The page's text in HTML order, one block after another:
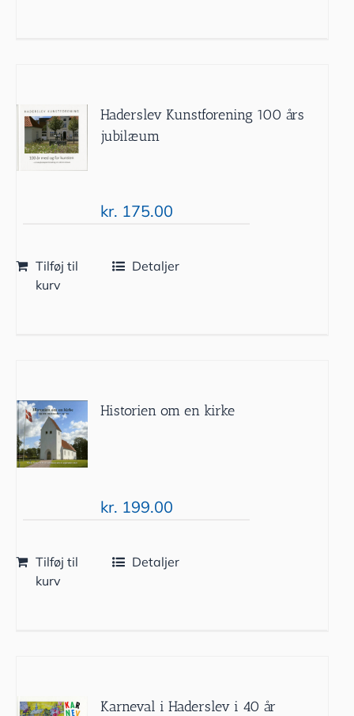
Haderslev Kunstforening 100 års
jubilæum
kr. 175.00
Tilføj til
kurv
Detaljer
Historien om en kirke
kr. 199.00
Tilføj til
kurv
Detaljer
Karneval i Haderslev i 40 år